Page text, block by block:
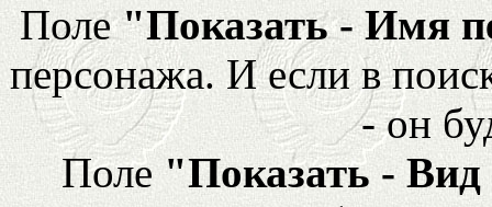
Поле"Показать - Имя
персонажа. И если в
- он
Поле "Показать -